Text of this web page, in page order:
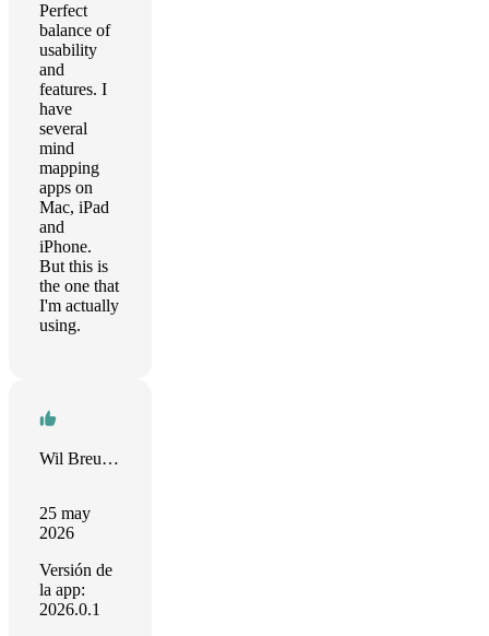
Perfect
balance of
usability
and
features. I
have
several
mind
mapping
apps on
Mac, iPad
and
iPhone.
But this is
the one that
I'm actually
using.
Wil Breuker
25 may
2026
Versión de
la app:
2026.0.1